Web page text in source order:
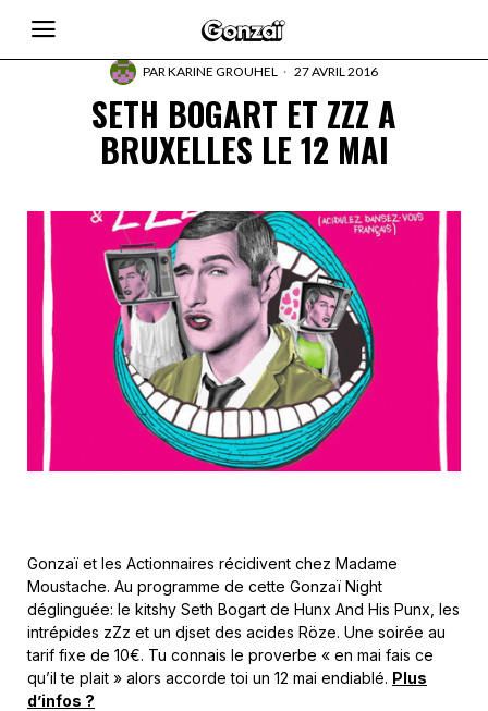
PARKARINE GROUHEL 27 AVRIL 2016
SETH BOGART ET ZZZ A
BRUXELLES LE 12 MAI
Gonzaï et les Actionnaires récidivent chez Madame
Moustache. Au programme de cette Gonzaï Night
déglinguée: le kitshy Seth Bogart de Hunx And His Punx, les
intrépides zZz et un djset des acides Röze. Une soirée au
tarif fixe de 10€. Tu connais le proverbe « en mai fais ce
qu’il te plait » alors accorde toi un 12 mai endiablé. Plus
d’infos ?